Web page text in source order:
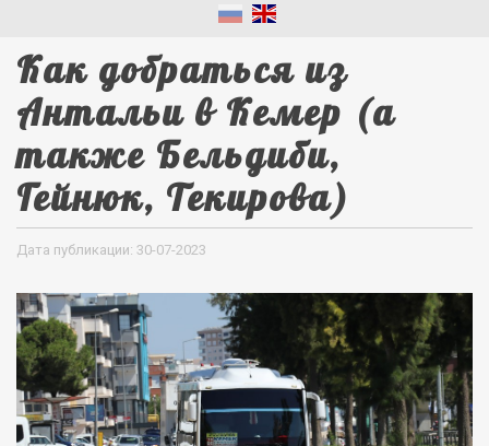
Как добраться из
Антальи в Кемер (а
также Бельдиби,
Гейнюк, Текирова)
Дата публикации: 30-07-2023